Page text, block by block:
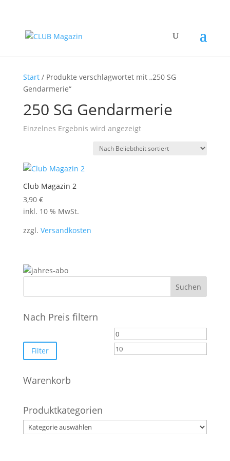
Start/ Produkte verschlagwortet mit „250 SG
Gendarmerie“
250 SG Gendarmerie
Einzelnes Ergebnis wird angezeigt
Club Magazin 2
3,90 €
inkl. 10 % MwSt.
zzgl. Versandkosten
Nach Preis filtern
Min.
Preis
Filter
Warenkorb
Produktkategorien